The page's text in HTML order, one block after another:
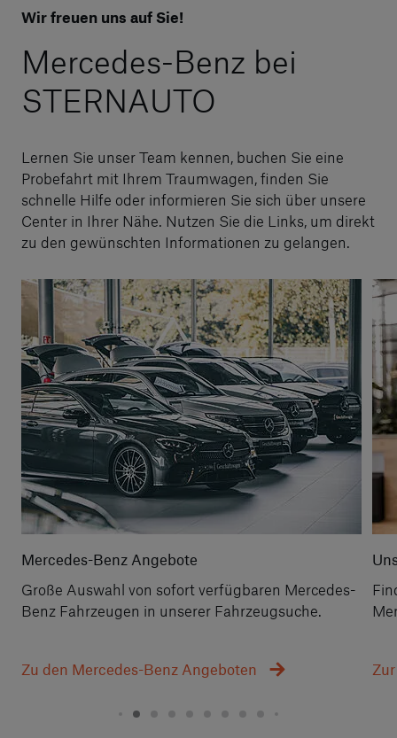
Wir freuen uns auf Sie!
Mercedes-Benz bei
STERNAUTO
Lernen Sie unser Team kennen, buchen Sie eine
Probefahrt mit Ihrem Traumwagen, finden Sie
schnelle Hilfe oder informieren Sie sich über unsere
Center in Ihrer Nähe. Nutzen Sie die Links, um direkt
zu den gewünschten Informationen zu gelangen.
Mercedes-Benz Angebote
Große Auswahl von sofort verfügbaren Mercedes-
Benz Fahrzeugen in unserer Fahrzeugsuche.
Zu den Mercedes-Benz Angeboten